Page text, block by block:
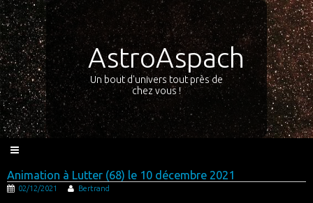
AstroAspach
Un bout d'univers tout près de
chez vous !
Animation à Lutter (68) le 10 décembre 2021
02/12/2021 Bertrand